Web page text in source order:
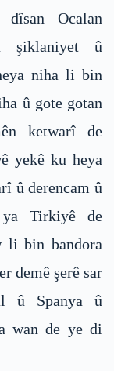
Ocalan
şiklaniyet û
niha li bin
û gote gotan
ketwarî de
yekê ku heya
û derencam û
Tirkiyê de
li bin bandora
demê şerê sar
û Spanya û
wan de ye di